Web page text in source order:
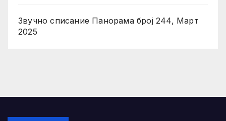
Звучно списание Панорама број 244, Март
2025